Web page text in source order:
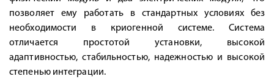
позволяет ему работать в стандартных условиях без
необходимости в криогенной системе. Система
отличается простотой установки, высокой
адаптивностью, стабильностью, надежностью и высокой
степенью интеграции.